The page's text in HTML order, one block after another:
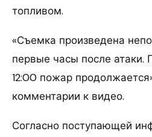
топливом.
«Съемка произведена
первые часы после атаки.
12:00 пожар
комментарии к видео.
Согласно поступающей